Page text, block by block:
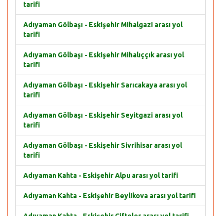
tarifi
Adıyaman Gölbaşı - Eskişehir Mihalgazi arası yol
tarifi
Adıyaman Gölbaşı - Eskişehir Mihalıççık arası yol
tarifi
Adıyaman Gölbaşı - Eskişehir Sarıcakaya arası yol
tarifi
Adıyaman Gölbaşı - Eskişehir Seyitgazi arası yol
tarifi
Adıyaman Gölbaşı - Eskişehir Sivrihisar arası yol
tarifi
Adıyaman Kahta - Eskişehir Alpu arası yol tarifi
Adıyaman Kahta - Eskişehir Beylikova arası yol tarifi